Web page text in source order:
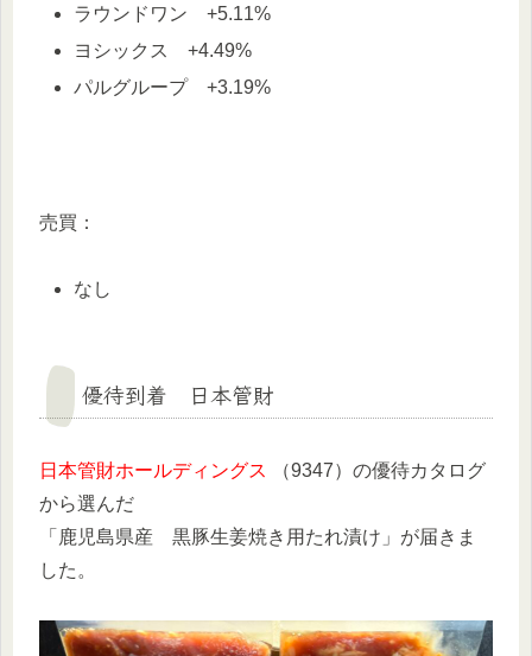
ラウンドワン +5.11%
ヨシックス +4.49%
パルグループ +3.19%
売買：
なし
優待到着 日本管財
日本管財ホールディングス
（9347）の優待カタログ
から選んだ
「鹿児島県産 黒豚生姜焼き用たれ漬け」が届きま
した。